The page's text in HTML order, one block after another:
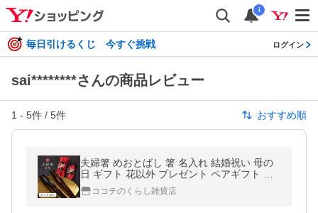
i
毎日引けるくじ 今すぐ挑戦 ログイン
sai********さんの商品レビュー
1 - 5件 / 5件 おすすめ順
夫婦箸 めおとばし 箸 名入れ 結婚祝い 母の
日 ギフト 花以外 プレゼント ペアギフト 贈
り物 めおと箸 食洗機対応 おしゃれ 結婚記念
日 両親 二膳セット
ココチのくらし雑貨店